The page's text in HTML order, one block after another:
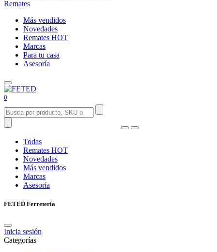
Remates
Más vendidos
Novedades
Remates HOT
Marcas
Para tu casa
Asesoría
0
Todas
Remates HOT
Novedades
Más vendidos
Marcas
Asesoría
FETED Ferretería
Inicia sesión
Categorías